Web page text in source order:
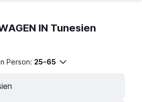
IN Tunesien
Person: 25-65